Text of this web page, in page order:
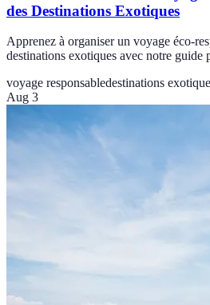
des Destinations Exotiques
Apprenez à organiser un voyage éco-
destinations exotiques avec notre guide
voyage responsabledestinations
Aug 3